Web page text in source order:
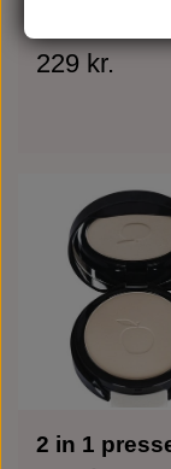
229 kr.
2 in 1